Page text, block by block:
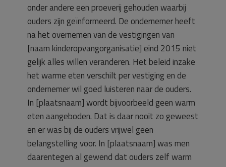
onder andere een proeverij gehouden waarbij
ouders zijn geïnformeerd. De ondernemer heeft
na het overnemen van de vestigingen van
[naam kinderopvangorganisatie] eind 2015 niet
gelijk alles willen veranderen. Het beleid inzake
het warme eten verschilt per vestiging en de
ondernemer wil goed luisteren naar de ouders.
In [plaatsnaam] wordt bijvoorbeeld geen warm
eten aangeboden. Dat is daar nooit zo geweest
en er was bij de ouders vrijwel geen
belangstelling voor. In [plaatsnaam] was men
daarentegen al gewend dat ouders zelf warm